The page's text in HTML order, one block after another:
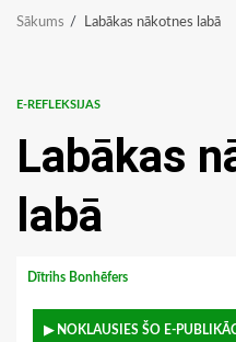
Sākums Labākas nākotnes labā
E-REFLEKSIJAS
Labākas
labā
Dītrihs Bonhēfers
▶ NOKLAUSIES ŠO E-